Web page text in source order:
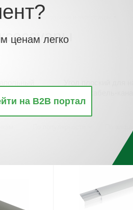
каналы напольные и аксессуары
Угол плоский для
По
ценам легко
на B2B портал